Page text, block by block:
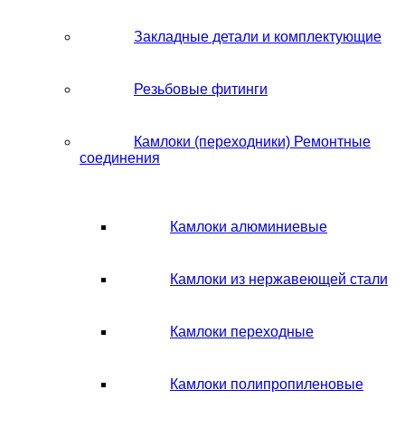
Закладные детали и комплектующие
Резьбовые фитинги
Камлоки (переходники) Ремонтные
соединения
Камлоки алюминиевые
Камлоки из нержавеющей стали
Камлоки переходные
Камлоки полипропиленовые